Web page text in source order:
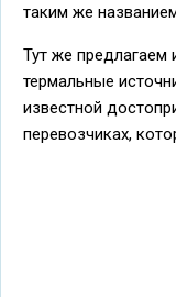
таким же
Тут же предлагаем
термальные
известной
перевозчиках,